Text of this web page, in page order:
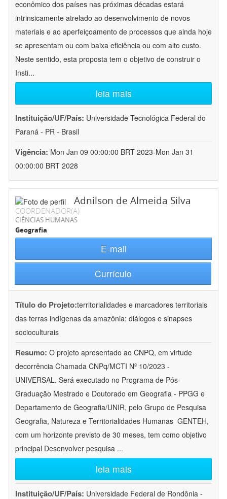
econômico dos países nas próximas décadas estará
intrinsicamente atrelado ao desenvolvimento de novos
materiais e ao aperfeiçoamento de processos que ainda hoje
se apresentam ou com baixa eficiência ou com alto custo.
Neste sentido, esta proposta tem o objetivo de construir o
Insti...
leia mais
Instituição/UF/País: Universidade Tecnológica Federal do
Paraná - PR - Brasil
Vigência: Mon Jan 09 00:00:00 BRT 2023-Mon Jan 31
00:00:00 BRT 2028
Adnilson de Almeida Silva
COORDENADOR(A)
CIÊNCIAS HUMANAS
Geografia
E-mail
Currículo
Título do Projeto:territorialidades e marcadores territoriais
das terras indígenas da amazônia: diálogos e sinapses
socioculturais
Resumo: O projeto apresentado ao CNPQ, em virtude
decorrência Chamada CNPq/MCTI Nº 10/2023 -
UNIVERSAL. Será executado no Programa de Pós-
Graduação Mestrado e Doutorado em Geografia - PPGG e
Departamento de Geografia/UNIR, pelo Grupo de Pesquisa
Geografia, Natureza e Territorialidades Humanas  GENTEH,
com um horizonte previsto de 30 meses, tem como objetivo
principal Desenvolver pesquisa ...
leia mais
Instituição/UF/País: Universidade Federal de Rondônia -